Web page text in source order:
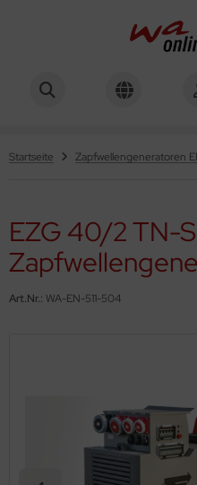
Startseite
EZG 40/2 TN-
Art.Nr.: WA-EN-511-504